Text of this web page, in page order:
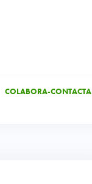
COLABORA-CONTACTA